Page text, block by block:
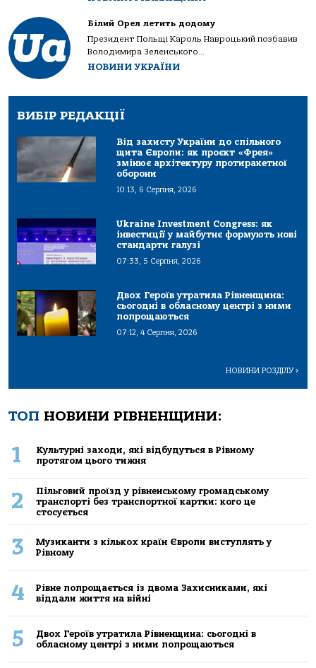
Білий Орел летить додому
Президент Польщі Кароль Навроцький позбавив
Володимира Зеленського...
НОВИНИ УКРАЇНИ
ВИБІР РЕДАКЦІЇ
Від захисту України до спільного
щита Європи: як проєкт «Фрея»
змінює архітектуру протиракетної
оборони
10:13, 6 Серпня, 2026
Ukraine Investment Congress: як
інвестиції у майбутнє формують нові
стандарти галузі
07:33, 5 Серпня, 2026
Двох Героїв утратила Рівненщина:
сьогодні в обласному центрі з ними
попрощаються
07:12, 4 Серпня, 2026
НОВИНИ РОЗДІЛУ>
ТОП НОВИНИ РІВНЕНЩИНИ:
1
Культурні заходи, які відбудуться в Рівному
протягом цього тижня
2
Пільговий проїзд у рівненському громадському
транспорті без транспортної картки: кого це
стосується
3
Музиканти з кількох країн Європи виступлять у
Рівному
4
Рівне попрощається із двома Захисниками, які
віддали життя на війні
5
Двох Героїв утратила Рівненщина: сьогодні в
обласному центрі з ними попрощаються